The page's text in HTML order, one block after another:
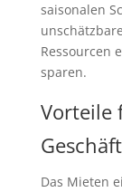
saisonalen
Ressourcen
sparen.
Vorteile
Das Mieten